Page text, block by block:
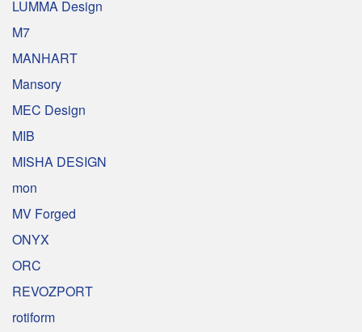
LUMMA Design
M7
MANHART
Mansory
MEC Design
MIB
MISHA DESIGN
mon
MV Forged
ONYX
ORC
REVOZPORT
rotiform